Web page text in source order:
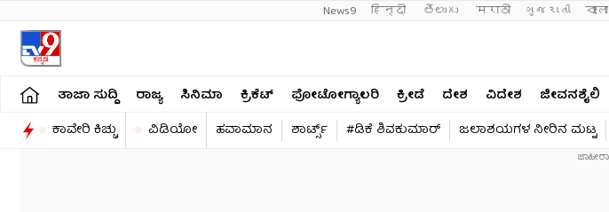
News9 हिन्दी తెలుగు मराठी ગુજરાતી বাংলা
ತಾಜಾ ಸುದ್ದಿ ರಾಜ್ಯ ಸಿನಿಮಾ ಕ್ರಿಕೆಟ್​ ಫೋಟೋಗ್ಯಾಲರಿ ಕ್ರೀಡೆ ದೇಶ ವಿದೇಶ ಜೀವನಶೈಲಿ
ಕಾವೇರಿ ಕಿಚ್ಚು
ವಿಡಿಯೋ ಹವಾಮಾನ ಶಾರ್ಟ್ಸ್​ #ಡಿಕೆ ಶಿವಕುಮಾರ್​ ಜಲಾಶಯಗಳ ನೀರಿನ ಮಟ್ಟ